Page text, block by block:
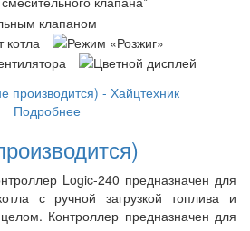
Подробнее
Logic-240 предназначен для
с ручной загрузкой топлива и
Контроллер предназначен для